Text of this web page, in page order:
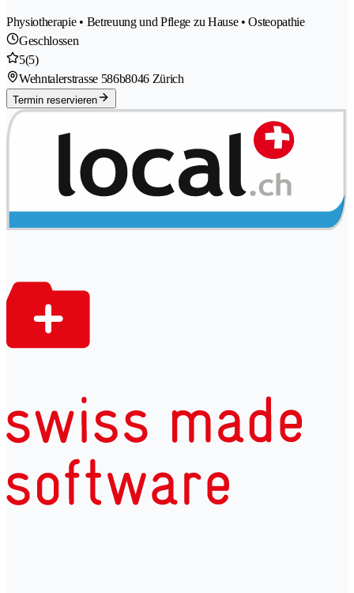
Physiotherapie • Betreuung und Pflege zu Hause • Osteopathie
Geschlossen
5(5)
Wehntalerstrasse 586b8046 Zürich
Termin reservieren